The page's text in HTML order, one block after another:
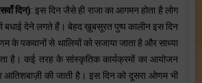
दिन): इस दिन जैसे ही राजा का आगमन होता है लोग
बधाई देने लगते हैं। बेहद ख़ूबसूरत पुष्प कालीन इस दिन
के पकवानों से थालियों को सजाया जाता है और साध्या
है। कई तरह के सांस्कृतिक कार्यक्रमों का आयोजन
की जाती है। इस दिन को दूसरा ओणम भी